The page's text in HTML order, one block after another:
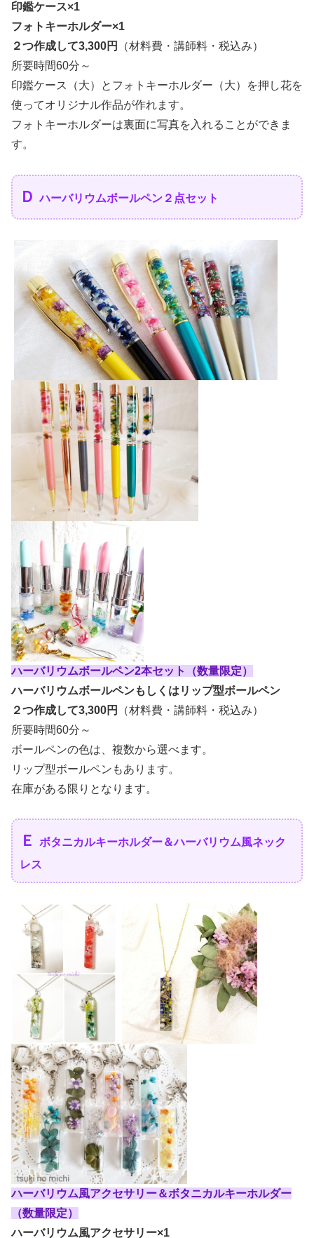
印鑑ケース×1
フォトキーホルダー×1
２つ作成して3,300円
（材料費・講師料・税込み）
所要時間60分～
印鑑ケース（大）とフォトキーホルダー（大）を押し花を
使ってオリジナル作品が作れます。
フォトキーホルダーは裏面に写真を入れることができま
す。
Ｄハーバリウムボールペン２点セット
ハーバリウムボールペン2本セット（数量限定）
ハーバリウムボールペンもしくはリップ型ボールペン
２つ作成して3,300円
（材料費・講師料・税込み）
所要時間60分～
ボールペンの色は、複数から選べます。
リップ型ボールペンもあります。
在庫がある限りとなります。
Ｅ
ボタニカルキーホルダー＆ハーバリウム風ネック
レス
ハーバリウム風アクセサリー＆ボタニカルキーホルダー
（数量限定）
ハーバリウム風アクセサリー×1